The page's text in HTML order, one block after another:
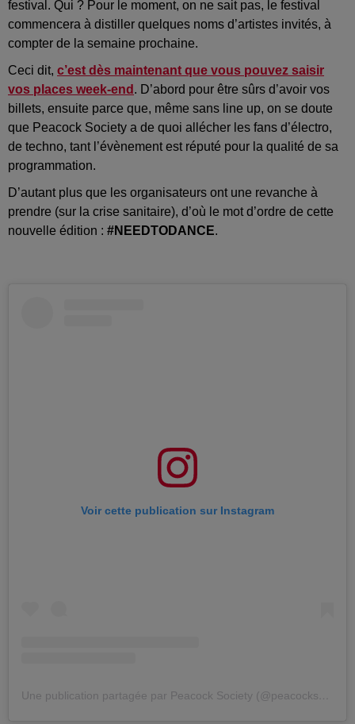
festival. Qui ? Pour le moment, on ne sait pas, le festival
commencera à distiller quelques noms d’artistes invités, à
compter de la semaine prochaine.
Ceci dit, c’est dès maintenant que vous pouvez saisir
vos places week-end . D’abord pour être sûrs d’avoir vos
billets, ensuite parce que, même sans line up, on se doute
que Peacock Society a de quoi allécher les fans d’électro,
de techno, tant l’évènement est réputé pour la qualité de sa
programmation.
D’autant plus que les organisateurs ont une revanche à
prendre (sur la crise sanitaire), d’où le mot d’ordre de cette
nouvelle édition : #NEEDTODANCE.
Voir cette publication sur Instagram